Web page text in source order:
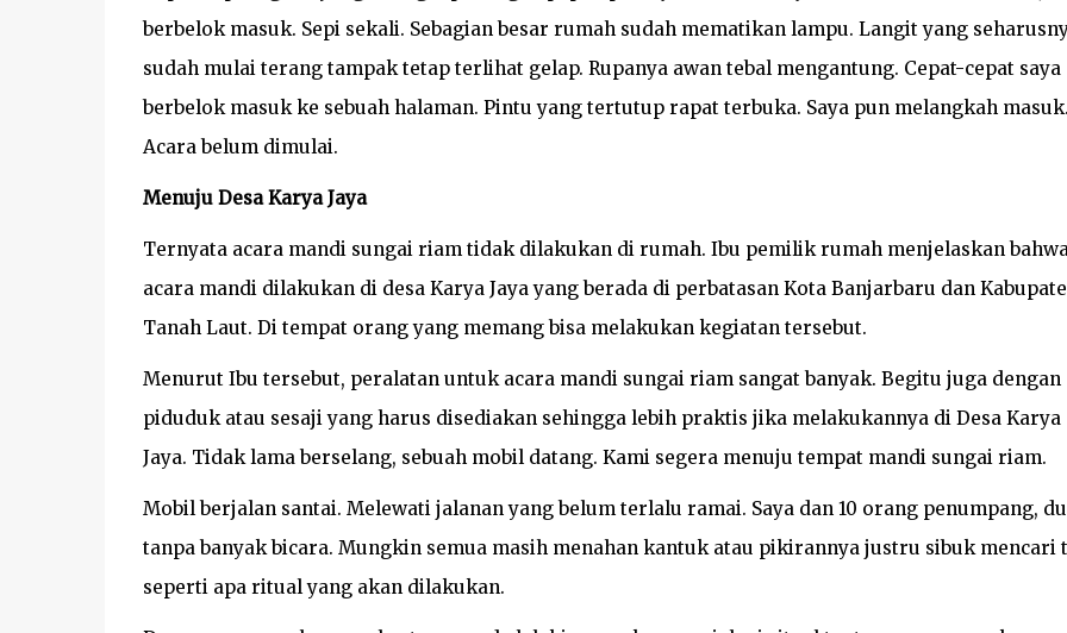
berbelok masuk. Sepi sekali. Sebagian besar rumah sudah mematikan lampu. Langit yang
sudah mulai terang tampak tetap terlihat gelap. Rupanya awan tebal mengantung. Cepat-cepat saya
berbelok masuk ke sebuah halaman. Pintu yang tertutup rapat terbuka. Saya pun melangkah masuk.
Acara belum dimulai.
Menuju Desa Karya Jaya
Ternyata acara mandi sungai riam tidak dilakukan di rumah. Ibu pemilik rumah menjelaskan
acara mandi dilakukan di desa Karya Jaya yang berada di perbatasan Kota Banjarbaru dan
Tanah Laut. Di tempat orang yang memang bisa melakukan kegiatan tersebut.
Menurut Ibu tersebut, peralatan untuk acara mandi sungai riam sangat banyak. Begitu juga dengan
piduduk atau sesaji yang harus disediakan sehingga lebih praktis jika melakukannya di Desa Karya
Jaya. Tidak lama berselang, sebuah mobil datang. Kami segera menuju tempat mandi sungai riam.
Mobil berjalan santai. Melewati jalanan yang belum terlalu ramai. Saya dan 10 orang penumpang,
tanpa banyak bicara. Mungkin semua masih menahan kantuk atau pikirannya justru sibuk mencari
seperti apa ritual yang akan dilakukan.